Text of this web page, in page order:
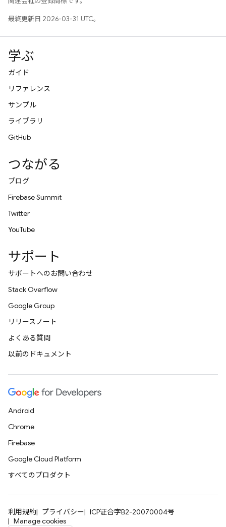
最終更新日 2026-03-31 UTC。
学ぶ
ガイド
リファレンス
サンプル
ライブラリ
GitHub
つながる
ブログ
Firebase Summit
Twitter
YouTube
サポート
サポートへのお問い合わせ
Stack Overflow
Google Group
リリースノート
よくある質問
以前のドキュメント
Android
Chrome
Firebase
Google Cloud Platform
すべてのプロダクト
利用規約 プライバシー
ICP证合字B2-20070004号
Manage cookies